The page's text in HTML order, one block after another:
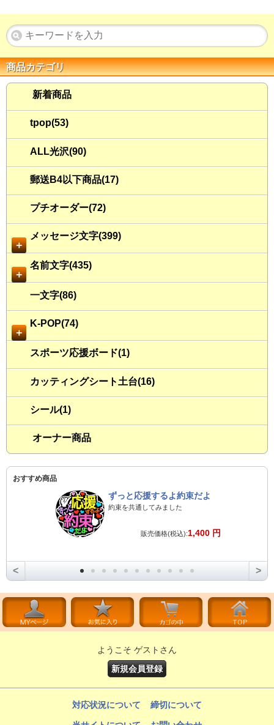
商品カテゴリ
新着商品
tpop(53)
ALL光沢(90)
郵送B4以下商品(17)
プチオーダー(72)
＋
メッセージ文字(399)
＋
名前文字(435)
一文字(86)
＋
K-POP(74)
スポーツ応援ボード(1)
カッティングシート土台(16)
シール(1)
オーナー商品
おすすめ商品
ずっと応援するよ約束だよ
約束を共通してみました
販売価格(税込):1,400 円
< >
ようこそ ゲストさん
新規会員登録
対応状況について 締切について